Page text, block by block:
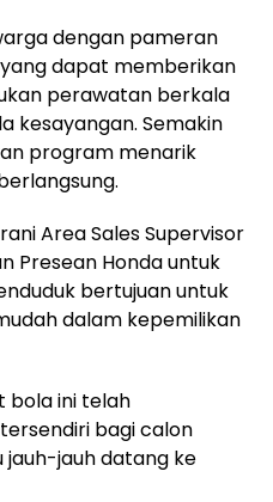
dengan pameran
dapat memberikan
perawatan berkala
kesayangan. Semakin
program menarik
Area Sales Supervisor
Presean Honda untuk
bertujuan untuk
dalam kepemilikan
bola ini telah
bagi calon
jauh datang ke